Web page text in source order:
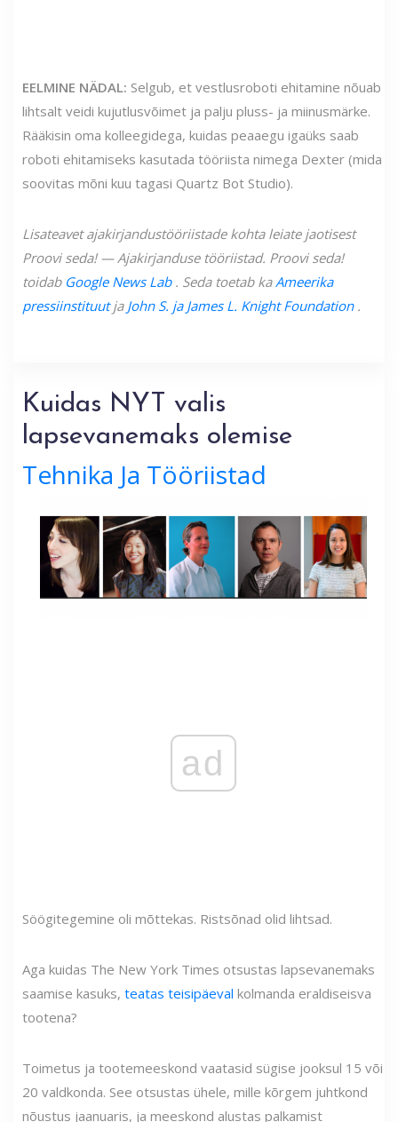
EELMINE NÄDAL: Selgub, et vestlusroboti ehitamine nõuab
lihtsalt veidi kujutlusvõimet ja palju pluss- ja miinusmärke.
Rääkisin oma kolleegidega, kuidas peaaegu igaüks saab
roboti ehitamiseks kasutada tööriista nimega Dexter (mida
soovitas mõni kuu tagasi Quartz Bot Studio).
Lisateavet ajakirjandustööriistade kohta leiate jaotisest
Proovi seda! — Ajakirjanduse tööriistad. Proovi seda!
toidab Google News Lab. Seda toetab kaAmeerika
pressiinstituutja John S. ja James L. Knight Foundation.
Kuidas NYT valis
lapsevanemaks olemise
Tehnika Ja Tööriistad
ad
Söögitegemine oli mõttekas. Ristsõnad olid lihtsad.
Aga kuidas The New York Times otsustas lapsevanemaks
saamise kasuks, teatas teisipäeval kolmanda eraldiseisva
tootena?
Toimetus ja tootemeeskond vaatasid sügise jooksul 15 või
20 valdkonda. See otsustas ühele, mille kõrgem juhtkond
nõustus jaanuaris, ja meeskond alustas palkamist